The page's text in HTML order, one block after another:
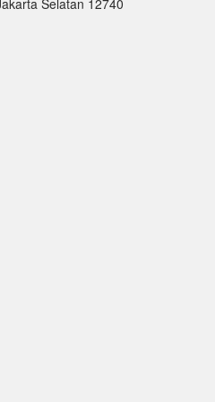
Selatan 12740